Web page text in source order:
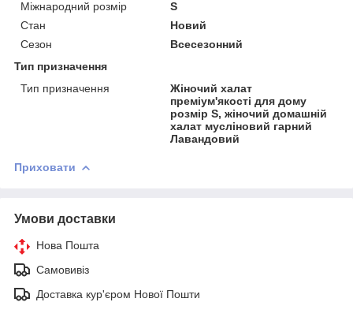
Міжнародний розмір
S
Стан
Новий
Сезон
Всесезонний
Тип призначення
Тип призначення
Жіночий халат
преміум'якості для дому
розмір S, жіночий домашній
халат мусліновий гарний
Лавандовий
Приховати
Умови доставки
Нова Пошта
Самовивіз
Доставка кур'єром Нової Пошти